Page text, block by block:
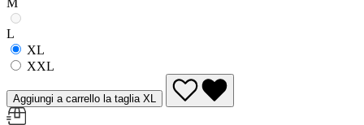
M
L
XL
XXL
Aggiungi a carrello la taglia XL